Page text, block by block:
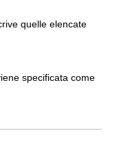
quelle elencate
specificata come